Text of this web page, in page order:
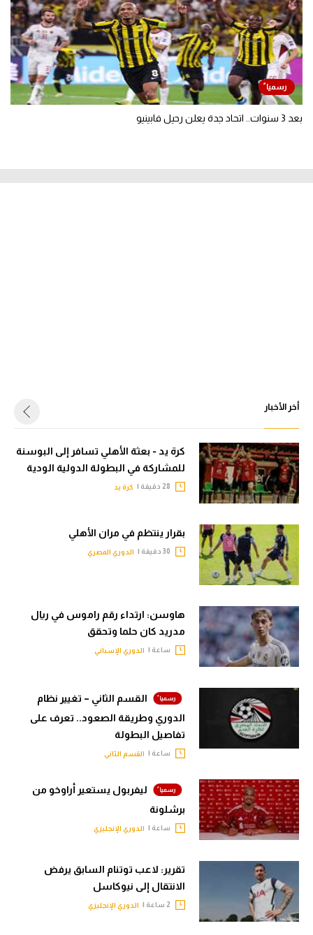
بعد 3 سنوات.. اتحاد جدة يعلن رحيل فابينيو
أخر الأخبار
كرة يد - بعثة الأهلي تسافر إلى البوسنة
للمشاركة في البطولة الدولية الودية
كرة يد
بقرار ينتظم في مران الأهلي
الدوري المصري
هاوسن: ارتداء رقم راموس في ريال
مدريد كان حلما وتحقق
ساعة | الدوري الإسباني
القسم الثاني – تغيير نظام
الدوري وطريقة الصعود.. تعرف على
تفاصيل البطولة
ساعة | القسم الثاني
ليفربول يستعير أراوخو من
برشلونة
ساعة | الدوري الإنجليزي
تقرير: لاعب توتنام السابق يرفض
الانتقال إلى نيوكاسل
الدوري الإنجليزي